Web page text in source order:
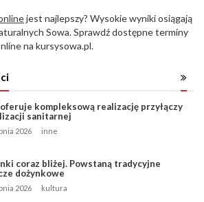
jest najlepszy? Wysokie wyniki osiągają
Sowa. Sprawdź dostępne terminy
na kursysowa.pl.
kompleksową realizację przyłączy
sanitarnej
2026 inne
coraz bliżej. Powstaną tradycyjne
dożynkowe
2026 kultura